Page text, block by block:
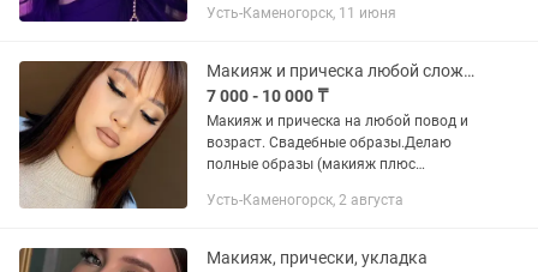
Усть-Каменогорск, 11 июня
Макияж и прическа любой сложности. Есть выезд. Работаю в салоне.
7 000 - 10 000 ₸
Макияж и прическа на любой повод и
возраст. Свадебные образы.Делаю
полные образы (макияж плюс
стойко! Есть экспресс сборы за час в 4
Усть-Каменогорск, 2 августа
Макияж, прически, укладка